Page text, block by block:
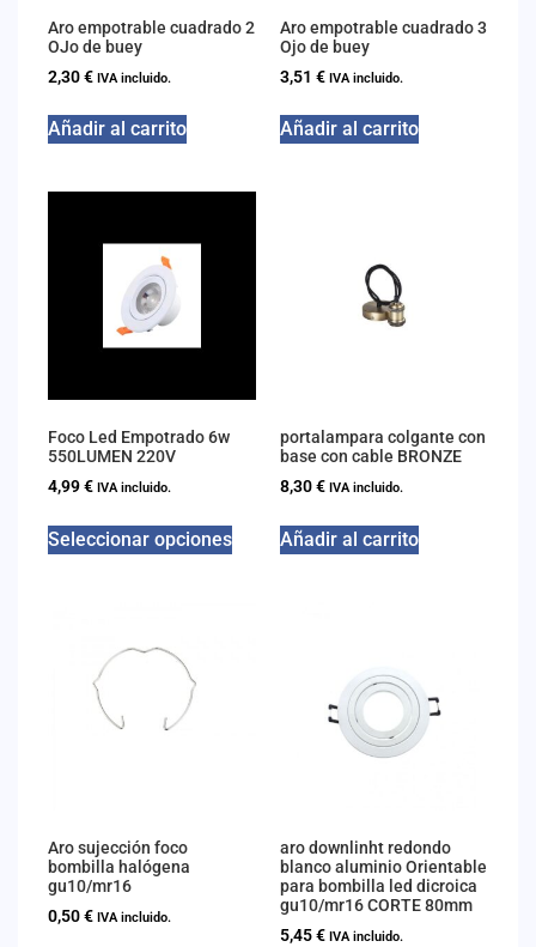
Aro empotrable cuadrado 2
OJo de buey
2,30€ IVA incluido.
Añadir al carrito
Aro empotrable cuadrado 3
Ojo de buey
3,51 € IVA incluido.
Añadir al carrito
Foco Led Empotrado 6w
550LUMEN 220V
4,99€ IVA incluido.
Seleccionar opciones
portalampara colgante con
base con cable BRONZE
8,30€ IVA incluido.
Añadir al carrito
Aro sujección foco
bombilla halógena
gu10/mr16
0,50€ IVA incluido.
aro downlinht redondo
blanco aluminio Orientable
para bombilla led dicroica
gu10/mr16 CORTE 80mm
5,45€ IVA incluido.